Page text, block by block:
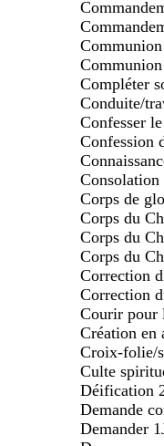
Compléter
Conduite/
Confesser
Confession
Consolation
Corps de
Corps du
Corps du
Corps du
Correction
Correction
Courir pour
Création en
Croix-folie/
Culte
Déification
Demande
Demander